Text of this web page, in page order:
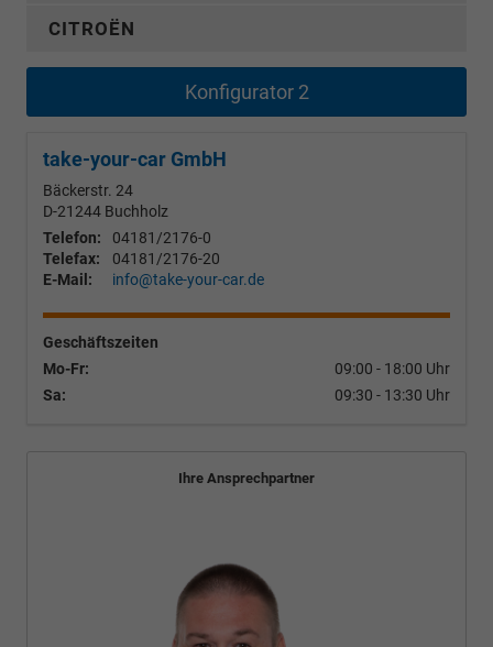
CITROËN
Konfigurator 2
take-your-car GmbH
Bäckerstr. 24
D-21244 Buchholz
Telefon:
04181/2176-0
Telefax:
04181/2176-20
E-Mail:
info@take-your-car.de
Geschäftszeiten
Mo-Fr:
09:00 - 18:00 Uhr
Sa:
09:30 - 13:30 Uhr
Ihre Ansprechpartner